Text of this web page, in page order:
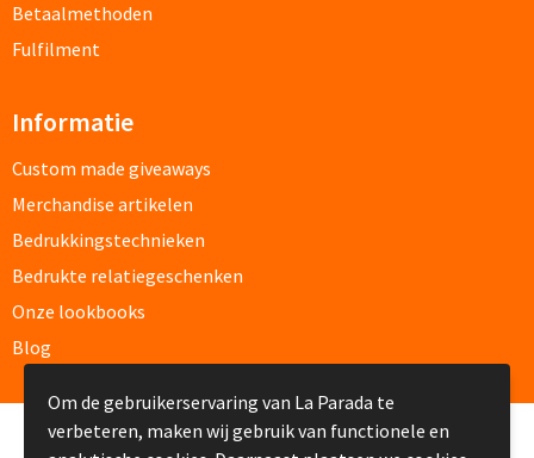
Klemborden bedrukken
Memo boekjes bedrukken
Memo sets bedrukken
Kubusblokken bedrukken
Custom made notitieboekjes
Betaalmethoden
Fulfilment
Informatie
Custom made giveaways
Merchandise artikelen
Bedrukkingstechnieken
Bedrukte relatiegeschenken
Onze lookbooks
Blog
© Copyright La Parada 2008-2026
Om de gebruikerservaring van La Parada te
verbeteren, maken wij gebruik van functionele en